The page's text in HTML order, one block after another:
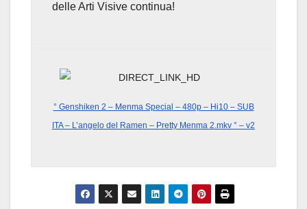
delle Arti Visive continua!
° Genshiken 2 – Menma Special – 480p – Hi10 – SUB
ITA – L’angelo del Ramen – Pretty Menma 2.mkv ° – v2